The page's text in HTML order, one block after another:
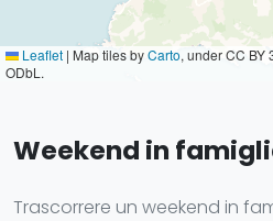
Leaflet | Map tiles byCarto, under CC BY
ODbL.
Weekend in
Trascorrere un weekend in